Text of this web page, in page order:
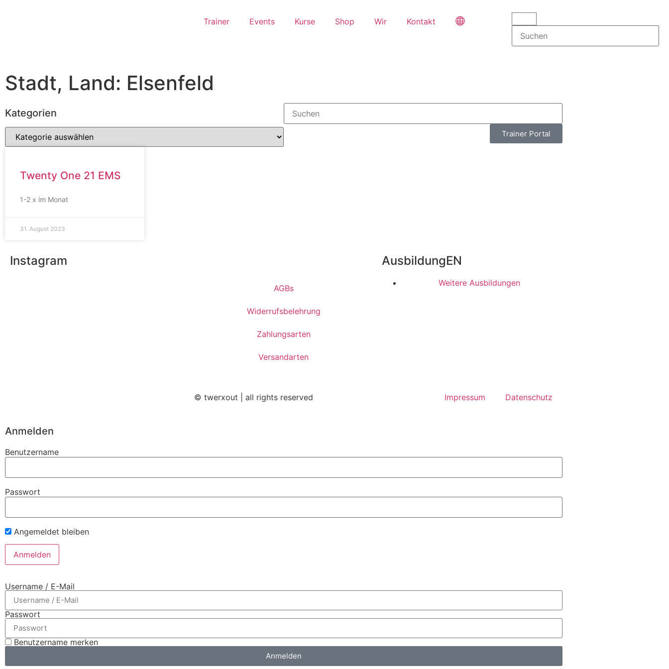
Trainer Events Kurse Shop Wir Kontakt
Stadt, Land: Elsenfeld
Kategorien
Trainer Portal
Twenty One 21 EMS
1-2 x im Monat
31. August 2023
Instagram
AGBs
Widerrufsbelehrung
Zahlungsarten
Versandarten
AusbildungEN
Weitere Ausbildungen
© twerxout | all rights reserved Impressum Datenschutz
Anmelden
Benutzername
Passwort
Angemeldet bleiben
Username / E-Mail
Passwort
Benutzername merken
Anmelden